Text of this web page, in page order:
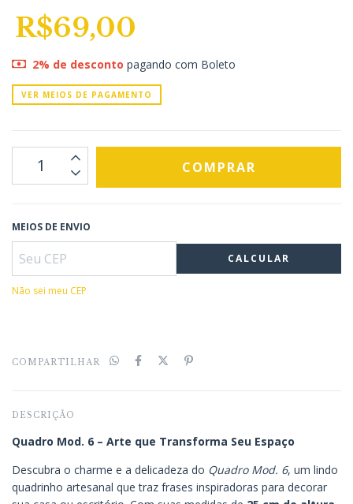
R$69,00
2% de desconto pagando com Boleto
VER MEIOS DE PAGAMENTO
MEIOS DE ENVIO
CALCULAR
Não sei meu CEP
COMPARTILHAR
DESCRIÇÃO
Quadro Mod. 6 – Arte que Transforma Seu Espaço
Descubra o charme e a delicadeza do Quadro Mod. 6, um lindo
quadrinho artesanal que traz frases inspiradoras para decorar